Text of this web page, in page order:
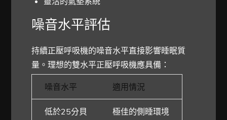
噪音水平評估
持續正壓呼吸機的噪音水平直接影響睡眠質
量。理想的雙水平正壓呼吸機應具備：
噪音水平 適用情況
低於25分貝 極佳的側睡環境